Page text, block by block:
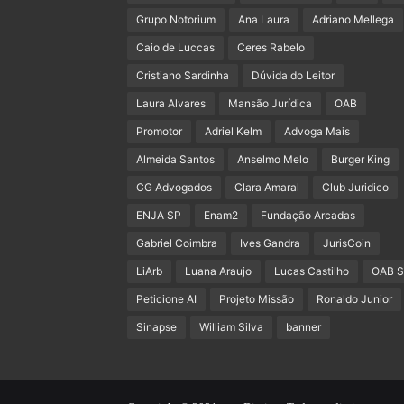
Grupo Notorium Ana Laura Adriano Mellega
Caio de Luccas Ceres Rabelo
Cristiano Sardinha Dúvida do Leitor
Laura Alvares Mansão Jurídica OAB
Promotor Adriel Kelm Advoga Mais
Almeida Santos Anselmo Melo Burger King
CG Advogados Clara Amaral Club Juridico
ENJA SP Enam2 Fundação Arcadas
Gabriel Coimbra Ives Gandra JurisCoin
LiArb Luana Araujo Lucas Castilho OAB
Peticione AI Projeto Missão Ronaldo Junior
Sinapse William Silva banner